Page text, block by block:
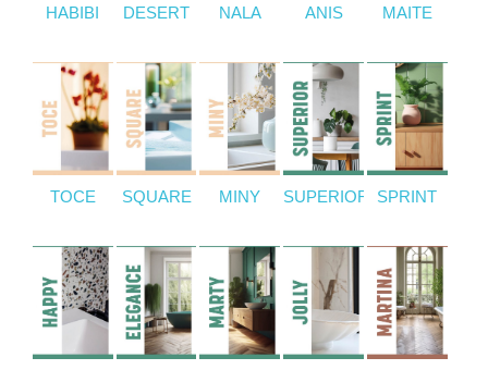
HABIBI DESERT NALA ANIS MAITE
TOCE SQUARE MINY SUPERIOR SPRINT